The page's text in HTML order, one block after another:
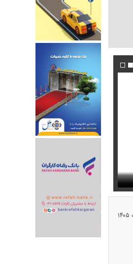
فیلم/ پزشکیان: اگر ارز ترجیحی را حذف
پیش می‌آمداستایل جدید صابر ابر در فضای مجازی